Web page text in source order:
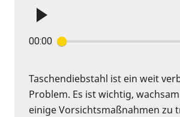
00:00
Taschendiebstahl ist ein weit
Problem. Es ist wichtig,
einige Vorsichtsmaßnahmen zu